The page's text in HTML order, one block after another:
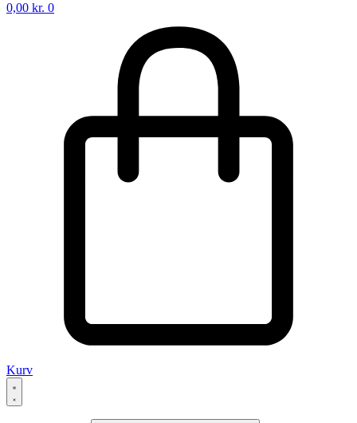
0,00 kr. 0
Kurv